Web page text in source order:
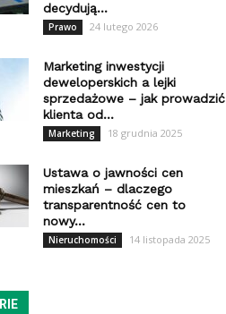
decydują...
Prawo 24 lutego 2026
Marketing inwestycji
deweloperskich a lejki
sprzedażowe – jak prowadzić
klienta od...
Marketing 18 grudnia 2025
Ustawa o jawności cen
mieszkań – dlaczego
transparentność cen to
nowy...
Nieruchomości 14 listopada 2025